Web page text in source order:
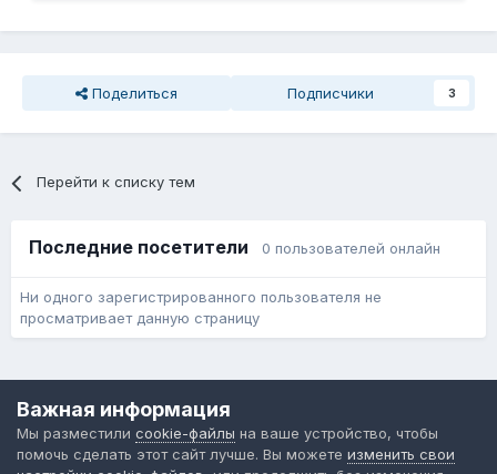
Поделиться Подписчики 3
Перейти к списку тем
Последние посетители 0 пользователей онлайн
Ни одного зарегистрированного пользователя не
просматривает данную страницу
Форум общественного транспорта
Powered by Invision Community
Важная информация
Мы разместили cookie-файлы на ваше устройство, чтобы
помочь сделать этот сайт лучше. Вы можете изменить свои